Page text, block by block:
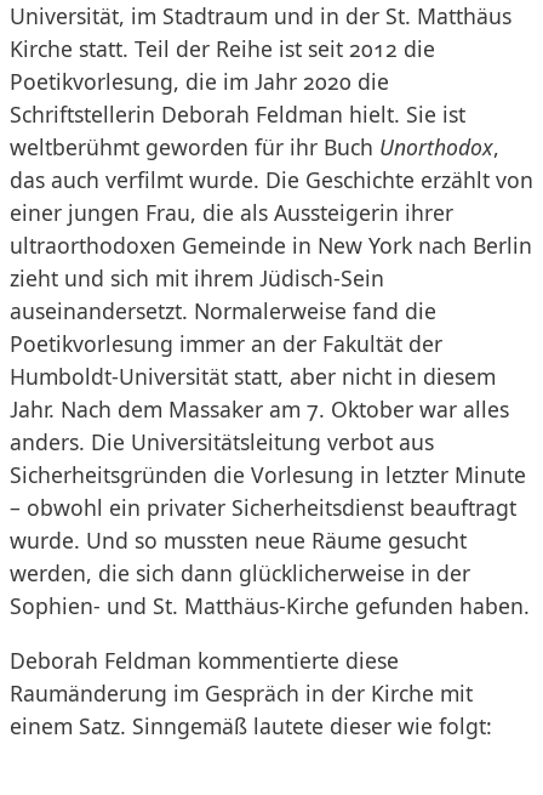
Universität, im Stadtraum und in der St. Matthäus
Kirche statt. Teil der Reihe ist seit 2012 die
Poetikvorlesung, die im Jahr 2020 die
Schriftstellerin Deborah Feldman hielt. Sie ist
weltberühmt geworden für ihr Buch Unorthodox,
das auch verfilmt wurde. Die Geschichte erzählt von
einer jungen Frau, die als Aussteigerin ihrer
ultraorthodoxen Gemeinde in New York nach Berlin
zieht und sich mit ihrem Jüdisch-Sein
auseinandersetzt. Normalerweise fand die
Poetikvorlesung immer an der Fakultät der
Humboldt-Universität statt, aber nicht in diesem
Jahr. Nach dem Massaker am 7. Oktober war alles
anders. Die Universitätsleitung verbot aus
Sicherheitsgründen die Vorlesung in letzter Minute
– obwohl ein privater Sicherheitsdienst beauftragt
wurde. Und so mussten neue Räume gesucht
werden, die sich dann glücklicherweise in der
Sophien- und St. Matthäus-Kirche gefunden haben.
Deborah Feldman kommentierte diese
Raumänderung im Gespräch in der Kirche mit
einem Satz. Sinngemäß lautete dieser wie folgt: